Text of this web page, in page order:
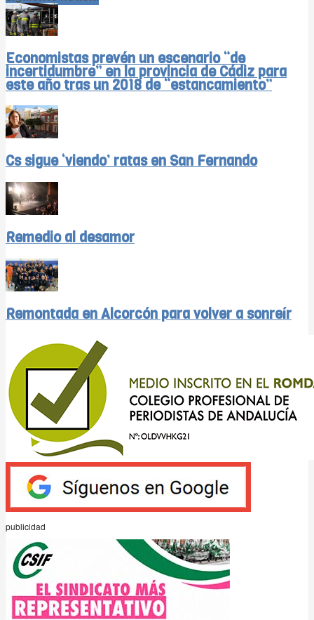
Economistas prevén un escenario “de
incertidumbre” en la provincia de Cádiz para
este año tras un 2018 de “estancamiento”
Cs sigue ‘viendo’ ratas en San Fernando
Remedio al desamor
Remontada en Alcorcón para volver a sonreír
publicidad